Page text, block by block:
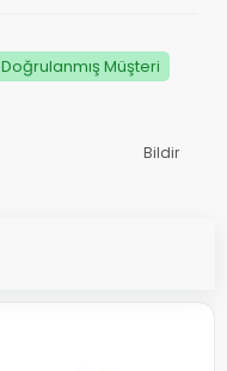
Doğrulanmış Müşteri
Bildir